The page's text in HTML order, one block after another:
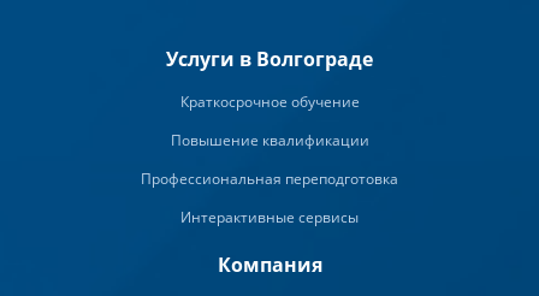
Услуги в Волгограде
Краткосрочное обучение
Повышение квалификации
Профессиональная переподготовка
Интерактивные сервисы
Компания